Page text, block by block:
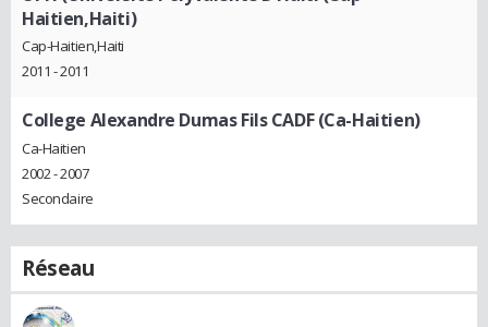
Haitien,Haiti)
Cap-Haitien,Haiti
2011 - 2011
College Alexandre Dumas Fils CADF (Ca-Haitien)
Ca-Haitien
2002 - 2007
Secondaire
Réseau